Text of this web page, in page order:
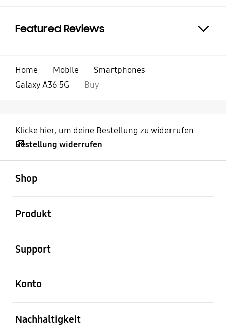
Featured Reviews
Home Mobile
Smartphones
Galaxy A36 5G
Buy
Klicke hier, um deine Bestellung zu widerrufen
Bestellung widerrufen
Shop
Produkt
Support
Konto
Nachhaltigkeit